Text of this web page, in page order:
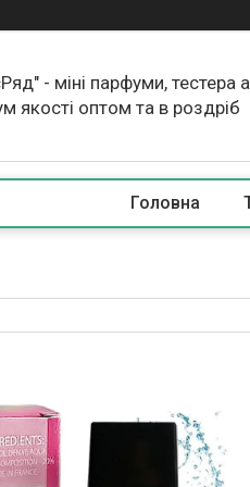
- міні парфуми, тестера
якості оптом та в роздріб
Головна